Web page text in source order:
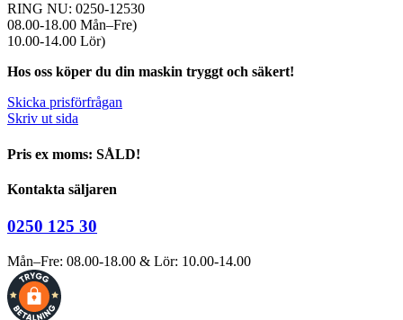
RING NU: 0250-12530
08.00-18.00 Mån–Fre)
10.00-14.00 Lör)
Hos oss köper du din maskin tryggt och säkert!
Skicka prisförfrågan
Skriv ut sida
Pris ex moms: SÅLD!
Kontakta säljaren
0250 125 30
Mån–Fre: 08.00-18.00 & Lör: 10.00-14.00